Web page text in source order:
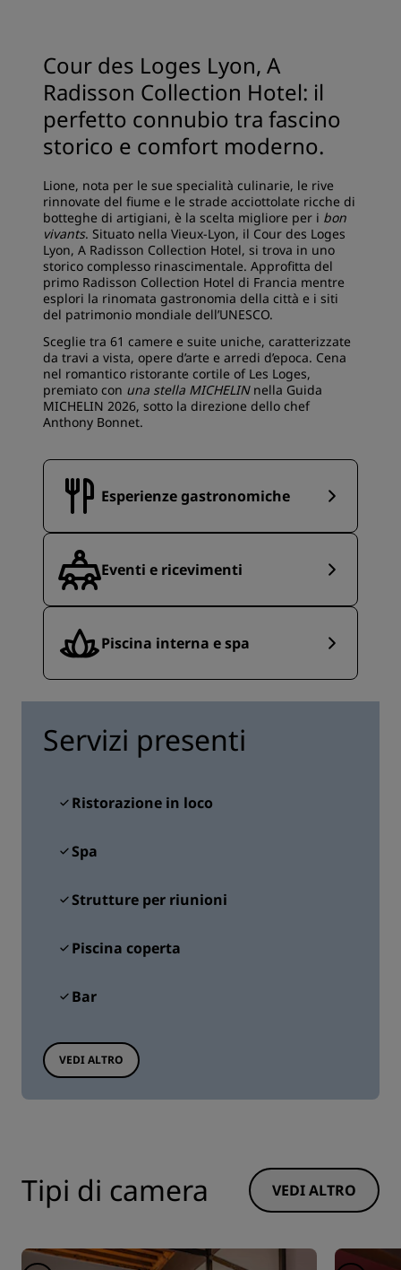
Cour des Loges Lyon, A
Radisson Collection Hotel: il
perfetto connubio tra fascino
storico e comfort moderno.
Lione, nota per le sue specialità culinarie, le rive
rinnovate del fiume e le strade acciottolate ricche di
botteghe di artigiani, è la scelta migliore per i bon
vivants. Situato nella Vieux-Lyon, il Cour des Loges
Lyon, A Radisson Collection Hotel, si trova in uno
storico complesso rinascimentale. Approfitta del
primo Radisson Collection Hotel di Francia mentre
esplori la rinomata gastronomia della città e i siti
del patrimonio mondiale dell’UNESCO.
Sceglie tra 61 camere e suite uniche, caratterizzate
da travi a vista, opere d’arte e arredi d’epoca. Cena
nel romantico ristorante cortile of Les Loges,
premiato con una stella MICHELINnella Guida
MICHELIN 2026, sotto la direzione dello chef
Anthony Bonnet.
Esperienze gastronomiche
Eventi e ricevimenti
Piscina interna e spa
Servizi presenti
Ristorazione in loco
Spa
Strutture per riunioni
Piscina coperta
Bar
VEDI ALTRO
Tipi di camera VEDI ALTRO